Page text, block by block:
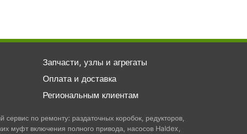
Запчасти, узлы и агрегаты
Оплата и доставка
Региональным клиентам
по ремонту: раздаточных коробок, редукторов,
муфт включения полного привода, насосов Haldex,